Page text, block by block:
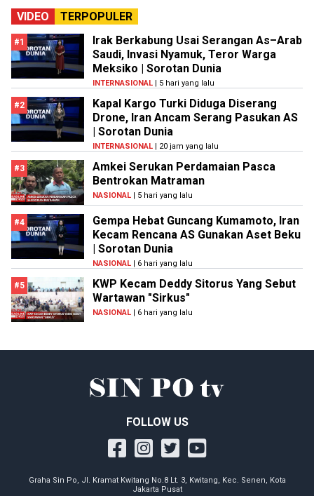
VIDEO TERPOPULER
#1
Irak Berkabung Usai Serangan As–Arab
Saudi, Invasi Nyamuk, Teror Warga
Meksiko | Sorotan Dunia
INTERNASIONAL | 5 hari yang lalu
#2
Kapal Kargo Turki Diduga Diserang
Drone, Iran Ancam Serang Pasukan AS
| Sorotan Dunia
INTERNASIONAL | 20 jam yang lalu
#3
Amkei Serukan Perdamaian Pasca
Bentrokan Matraman
NASIONAL | 5 hari yang lalu
#4
Gempa Hebat Guncang Kumamoto, Iran
Kecam Rencana AS Gunakan Aset Beku
| Sorotan Dunia
NASIONAL | 6 hari yang lalu
#5
KWP Kecam Deddy Sitorus Yang Sebut
Wartawan "Sirkus"
NASIONAL | 6 hari yang lalu
FOLLOW US
Graha Sin Po, Jl. Kramat Kwitang No.8 Lt. 3, Kwitang, Kec. Senen, Kota
Jakarta Pusat